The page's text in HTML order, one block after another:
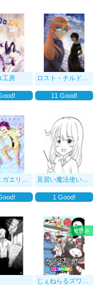
工房 ロスト・チルドレン-
11 Good!
ガエリタリ、イルカ見習い魔法使いユリ
1 Good!
じぇねらるズワールド
縦読み